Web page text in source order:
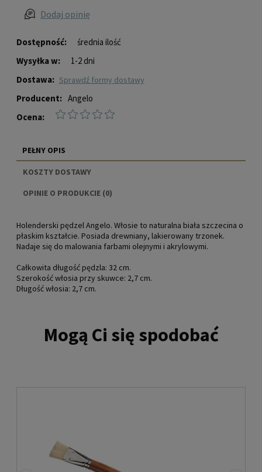
Dostępność:
średnia ilość
Wysyłka w:
1-2 dni
Dostawa:
sprawdź formy dostawy
Producent: Angelo
Ocena:
Dodaj opinię
PEŁNY OPIS
KOSZTY DOSTAWY
CENA NIE ZAWIERA EWENTUALNYCH KOSZTÓW
OPINIE O PRODUKCIE (0)
Holenderski pędzel Angelo. Włosie to naturalna biała szczecina o
płaskim kształcie. Posiada drewniany, lakierowany trzonek.
Nadaje się do malowania farbami olejnymi i akrylowymi.
Całkowita długość pędzla: 32 cm.
Szerokość włosia przy skuwce: 2,7 cm.
Długość włosia: 2,7 cm.
Mogą Ci się spodobać